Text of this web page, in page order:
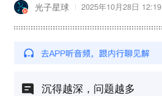
光子星球 2025年10月28日 12:19
沉得越深，问题越多